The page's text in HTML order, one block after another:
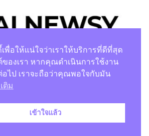
นส่วนตัว
|Studio Magenta Co., Ltd.
เพื่อให้แน่ใจว่าเราให้บริการที่ดีที่สุด
ของเรา หากคุณดำเนินการใช้งาน
อไป เราจะถือว่าคุณพอใจกับมัน
ติม
เข้าใจแล้ว